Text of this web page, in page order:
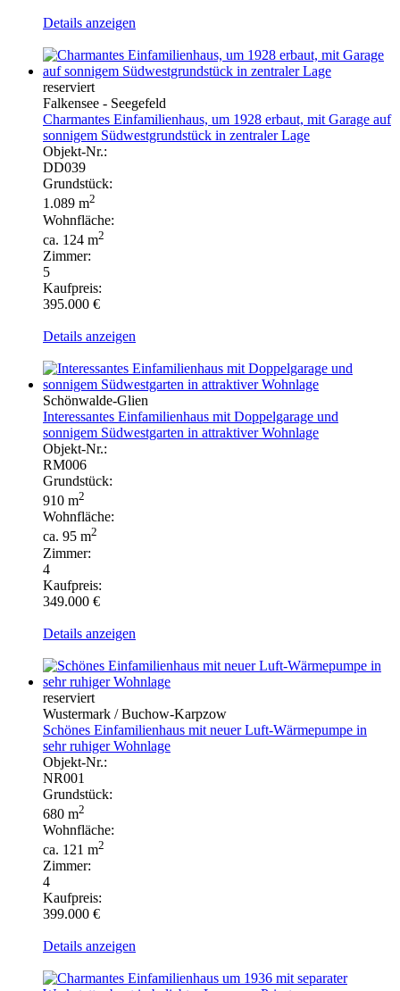
Details anzeigen
reserviert
Falkensee - Seegefeld
Charmantes Einfamilienhaus, um 1928 erbaut, mit Garage auf
sonnigem Südwestgrundstück in zentraler Lage
Objekt-Nr.:
DD039
Grundstück:
1.089 m2
Wohnfläche:
ca. 124 m2
Zimmer:
5
Kaufpreis:
395.000 €
Details anzeigen
Schönwalde-Glien
Interessantes Einfamilienhaus mit Doppelgarage und
sonnigem Südwestgarten in attraktiver Wohnlage
Objekt-Nr.:
RM006
Grundstück:
910 m2
Wohnfläche:
ca. 95 m2
Zimmer:
4
Kaufpreis:
349.000 €
Details anzeigen
reserviert
Wustermark / Buchow-Karpzow
Schönes Einfamilienhaus mit neuer Luft-Wärmepumpe in
sehr ruhiger Wohnlage
Objekt-Nr.:
NR001
Grundstück:
680 m2
Wohnfläche:
ca. 121 m2
Zimmer:
4
Kaufpreis:
399.000 €
Details anzeigen